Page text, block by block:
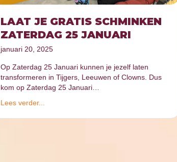
LAAT JE GRATIS SCHMINKEN
ZATERDAG 25 JANUARI
januari 20, 2025
Op Zaterdag 25 Januari kunnen je jezelf laten
transformeren in Tijgers, Leeuwen of Clowns. Dus
kom op Zaterdag 25 Januari…
Lees verder...